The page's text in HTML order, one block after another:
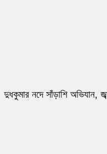
দুধকুমার নদে সাঁড়াশি অভিযান,